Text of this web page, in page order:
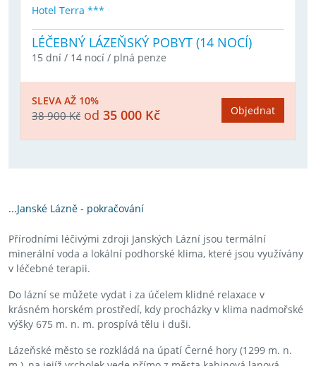
Hotel Terra ***
LÉČEBNÝ LÁZEŇSKÝ POBYT (14 NOCÍ)
15 dní / 14 nocí / plná penze
SLEVA AŽ 10%
38 900 Kč od 35 000 Kč Objednat
...Janské Lázně - pokračování
Přírodními léčivými zdroji Janských Lázní jsou termální
minerální voda a lokální podhorské klima, které jsou využívány
v léčebné terapii.
Do lázní se můžete vydat i za účelem klidné relaxace v
krásném horském prostředí, kdy procházky v klima nadmořské
výšky 675 m. n. m. prospívá tělu i duši.
Lázeňské město se rozkládá na úpatí Černé hory (1299 m. n.